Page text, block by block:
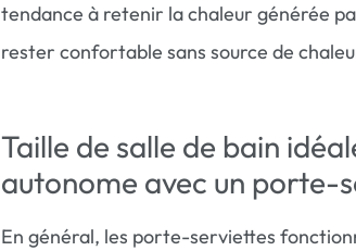
tendance à retenir la chaleur générée
rester confortable sans source de
Taille de salle de bain
autonome avec un porte-
En général, les porte-serviettes